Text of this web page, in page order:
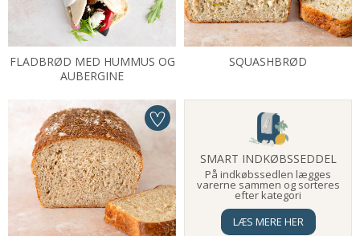
FLADBRØD MED HUMMUS OG
AUBERGINE
SQUASHBRØD
SMART INDKØBSSEDDEL
På indkøbssedlen lægges
varerne sammen og sorteres
efter kategori
LÆS MERE HER